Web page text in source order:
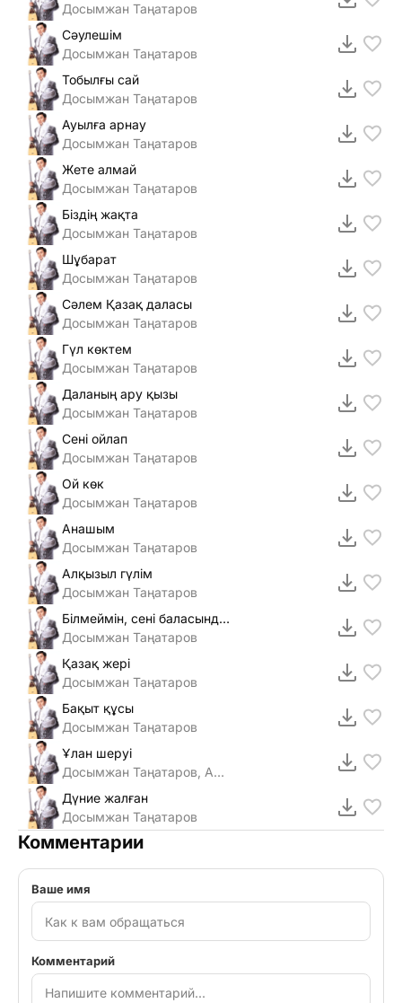
Досымжан Таңатаров
Сәулешім
Досымжан Таңатаров
Тобылғы сай
Досымжан Таңатаров
Ауылға арнау
Досымжан Таңатаров
Жете алмай
Досымжан Таңатаров
Біздің жақта
Досымжан Таңатаров
Шұбарат
Досымжан Таңатаров
Сәлем Қазақ даласы
Досымжан Таңатаров
Гүл көктем
Досымжан Таңатаров
Даланың ару қызы
Досымжан Таңатаров
Сені ойлап
Досымжан Таңатаров
Ой көк
Досымжан Таңатаров
Анашым
Досымжан Таңатаров
Алқызыл гүлім
Досымжан Таңатаров
Білмеймін, сені баласындым ба
Досымжан Таңатаров
Қазақ жері
Досымжан Таңатаров
Бақыт құсы
Досымжан Таңатаров
Ұлан шеруі
Досымжан Таңатаров, Аламан
Дүние жалған
Досымжан Таңатаров
Комментарии
Ваше имя
Комментарий